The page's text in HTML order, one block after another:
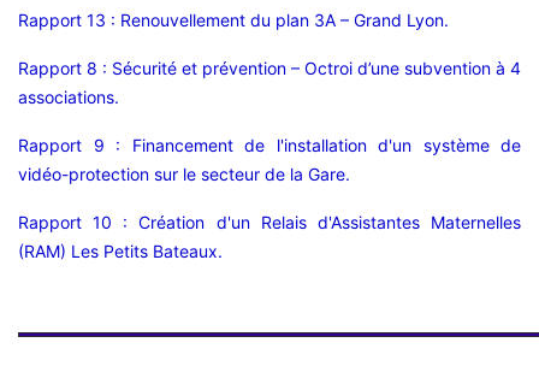
Rapport 13 : Renouvellement du plan 3A – Grand Lyon.
Rapport 8 : Sécurité et prévention – Octroi d’une subvention à 4
associations.
Rapport 9 : Financement de l'installation d'un système de
vidéo-protection sur le secteur de la Gare.
Rapport 10 : Création d'un Relais d'Assistantes Maternelles
(RAM) Les Petits Bateaux.